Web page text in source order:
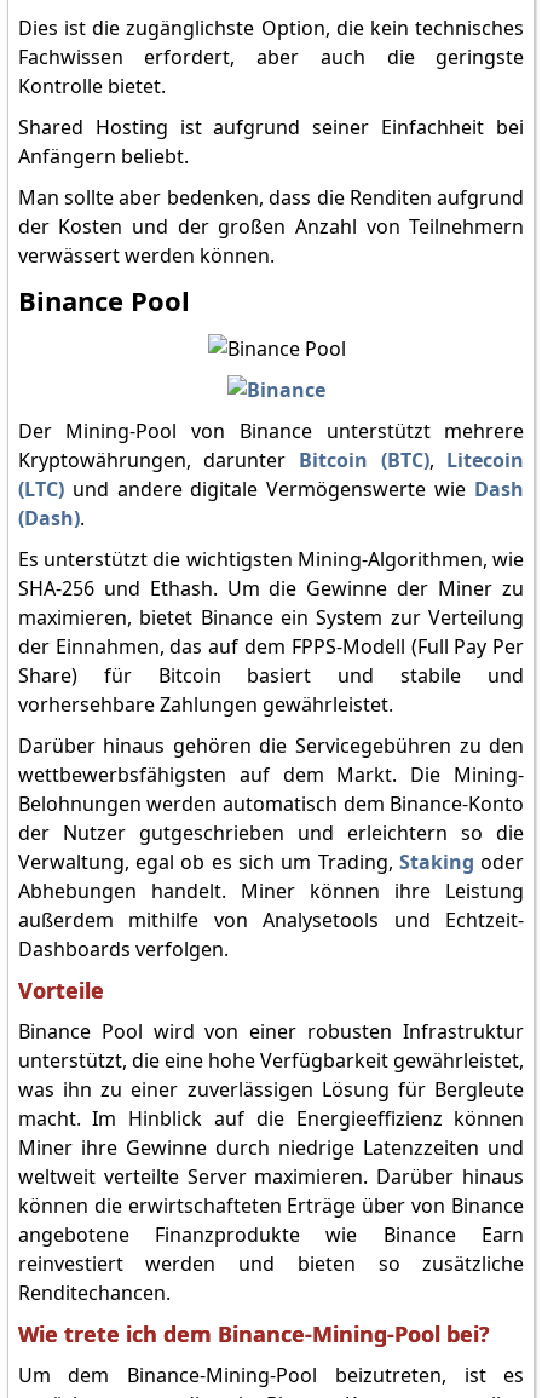
Dies ist die zugänglichste Option, die kein technisches
Fachwissen erfordert, aber auch die geringste
Kontrolle bietet.
Shared Hosting ist aufgrund seiner Einfachheit bei
Anfängern beliebt.
Man sollte aber bedenken, dass die Renditen aufgrund
der Kosten und der großen Anzahl von Teilnehmern
verwässert werden können.
Binance Pool
Der Mining-Pool von Binance unterstützt mehrere
Kryptowährungen, darunter Bitcoin (BTC), Litecoin
(LTC)und andere digitale Vermögenswerte wie Dash
(Dash).
Es unterstützt die wichtigsten Mining-Algorithmen, wie
SHA-256 und Ethash. Um die Gewinne der Miner zu
maximieren, bietet Binance ein System zur Verteilung
der Einnahmen, das auf dem FPPS-Modell (Full Pay Per
Share) für Bitcoin basiert und stabile und
vorhersehbare Zahlungen gewährleistet.
Darüber hinaus gehören die Servicegebühren zu den
wettbewerbsfähigsten auf dem Markt. Die Mining-
Belohnungen werden automatisch dem Binance-Konto
der Nutzer gutgeschrieben und erleichtern so die
Verwaltung, egal ob es sich um Trading, Staking oder
Abhebungen handelt. Miner können ihre Leistung
außerdem mithilfe von Analysetools und Echtzeit-
Dashboards verfolgen.
Vorteile
Binance Pool wird von einer robusten Infrastruktur
unterstützt, die eine hohe Verfügbarkeit gewährleistet,
was ihn zu einer zuverlässigen Lösung für Bergleute
macht. Im Hinblick auf die Energieeffizienz können
Miner ihre Gewinne durch niedrige Latenzzeiten und
weltweit verteilte Server maximieren. Darüber hinaus
können die erwirtschafteten Erträge über von Binance
angebotene Finanzprodukte wie Binance Earn
reinvestiert werden und bieten so zusätzliche
Renditechancen.
Wie trete ich dem Binance-Mining-Pool bei?
Um dem Binance-Mining-Pool beizutreten, ist es